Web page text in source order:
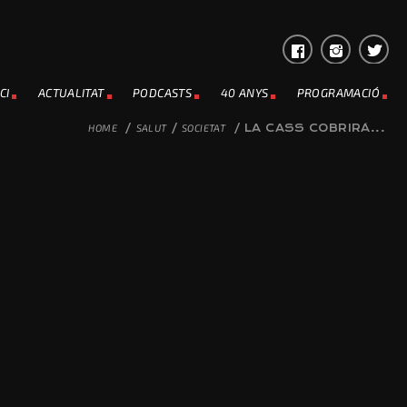
ACTUALITAT PODCASTS 40 ANYS PROGRAMACIÓ
HOME / SALUT / SOCIETAT / LA CASS COBRIRÀ...